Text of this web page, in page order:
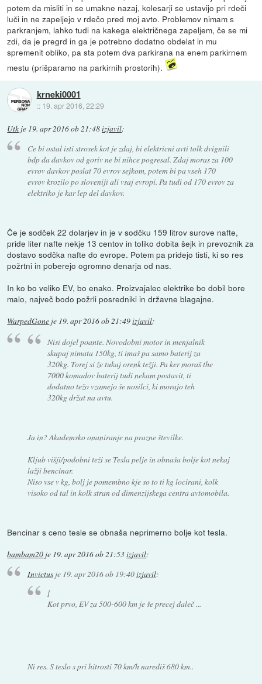
potem da misliti in se umakne nazaj, kolesarji se ustavijo pri rdeči
luči in ne zapeljejo v rdečo pred moj avto. Problemov nimam s
parkranjem, lahko tudi na kakega električnega zapeljem, če se mi
zdi, da je pregrd in ga je potrebno dodatno obdelat in mu
spremenit obliko, pa sta potem dva parkirana na enem parkirnem
mestu (prišparamo na parkirnih prostorih).
krneki0001
:: 19. apr 2016, 22:29
Utk je 19. apr 2016 ob 21:48izjavil:
Ce bi ostal isti strosek kot je zdaj, bi elektricni avti tolk dvignili
bdp da davkov od goriv ne bi nihce pogresal. Zdaj moras za 100
evrov davkov poslat 70 evrov sejkom, potem bi pa vseh 170
evrov krozilo po sloveniji ali vsaj evropi. Pa tudi od 170 evrov za
elektriko je kar lep del davkov.
Če je sodček 22 dolarjev in je v sodčku 159 litrov surove nafte,
pride liter nafte nekje 13 centov in toliko dobita šejk in prevoznik za
dostavo sodčka nafte do evrope. Potem pa pridejo tisti, ki so res
požrtni in poberejo ogromno denarja od nas.
In ko bo veliko EV, bo enako. Proizvajalec elektrike bo dobil bore
malo, največ bodo požrli posredniki in državne blagajne.
WarpedGone je 19. apr 2016 ob 21:49izjavil:
Nisi dojel poante. Novodobni motor in menjalnik
skupaj nimata 150kg, ti imaš pa samo baterij za
320kg. Torej si že tukaj orenk težji. Pa ker moraš the
7000 komadov baterij tudi nekam postavit, ti
dodatno težo vzamejo še nosilci, ki morajo teh
320kg držat na avtu.
Ja in? Akademsko onaniranje na prazne številke.
Kljub višji/podobni teži se Tesla pelje in obnaša bolje kot nekaj
lažji bencinar.
Niso vse v kg, bolj je pomembno kje so to ti kg locirani, kolk
visoko od tal in kolk stran od dimenzijskega centra avtomobila.
Bencinar s ceno tesle se obnaša neprimerno bolje kot tesla.
bambam20 je 19. apr 2016 ob 21:53izjavil:
Invictusje 19. apr 2016 ob 19:40izjavil:
[
Kot prvo, EV za 500-600 km je še precej daleč ...
Ni res. S teslo s pri hitrosti 70 km/h narediš 680 km..